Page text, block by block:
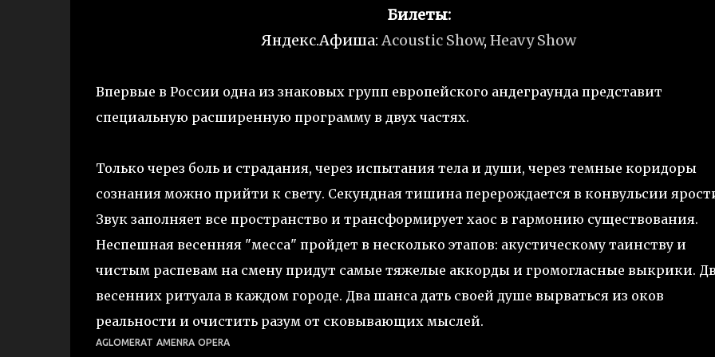
Билеты:
Яндекс.Афиша: Acoustic Show, Heavy Show
Впервые в России одна из знаковых групп европейского андеграунда представит
специальную расширенную программу в двух частях.
Только через боль и страдания, через испытания тела и души, через темные коридоры
сознания можно прийти к свету. Секундная тишина перерождается в конвульсии
Звук заполняет все пространство и трансформирует хаос в гармонию существования.
Неспешная весенняя "месса" пройдет в несколько этапов: акустическому таинству и
чистым распевам на смену придут самые тяжелые аккорды и громогласные выкрики.
весенних ритуала в каждом городе. Два шанса дать своей душе вырваться из оков
реальности и очистить разум от сковывающих мыслей.
AGLOMERAT AMENRA OPERA